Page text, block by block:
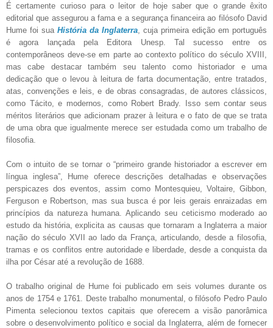
É certamente curioso para o leitor de hoje saber que o grande êxito
editorial que assegurou a fama e a segurança financeira ao filósofo David
Hume foi sua História da Inglaterra , cuja primeira edição em português
é agora lançada pela Editora Unesp. Tal sucesso entre os
contemporâneos deve-se em parte ao contexto político do século XVIII,
mas cabe destacar também seu talento como historiador e uma
dedicação que o levou à leitura de farta documentação, entre tratados,
atas, convenções e leis, e de obras consagradas, de autores clássicos,
como Tácito, e modernos, como Robert Brady. Isso sem contar seus
méritos literários que adicionam prazer à leitura e o fato de que se trata
de uma obra que igualmente merece ser estudada como um trabalho de
filosofia.
Com o intuito de se tornar o “primeiro grande historiador a escrever em
língua inglesa”, Hume oferece descrições detalhadas e observações
perspicazes dos eventos, assim como Montesquieu, Voltaire, Gibbon,
Ferguson e Robertson, mas sua busca é por leis gerais enraizadas em
princípios da natureza humana. Aplicando seu ceticismo moderado ao
estudo da história, explicita as causas que tornaram a Inglaterra a maior
nação do século XVII ao lado da França, articulando, desde a filosofia,
tramas e os conflitos entre autoridade e liberdade, desde a conquista da
ilha por César até a revolução de 1688.
O trabalho original de Hume foi publicado em seis volumes durante os
anos de 1754 e 1761. Deste trabalho monumental, o filósofo Pedro Paulo
Pimenta selecionou textos capitais que oferecem a visão panorâmica
sobre o desenvolvimento político e social da Inglaterra, além de fornecer